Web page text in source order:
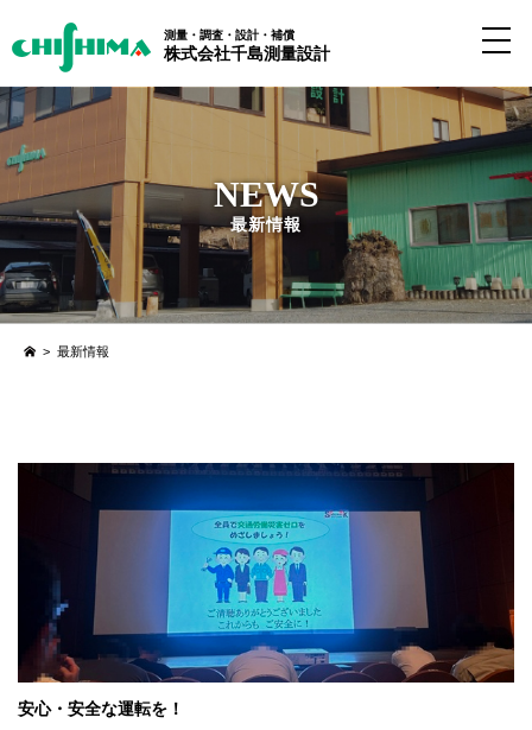
測量・調査・設計・補償
株式会社千島測量設計
NEWS
最新情報
> 最新情報
安心・安全な運転を！